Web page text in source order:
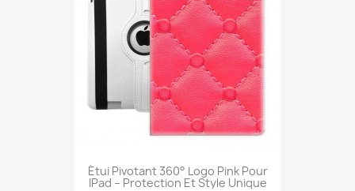
Étui Pivotant 360° Logo Pink Pour
IPad – Protection Et Style Unique